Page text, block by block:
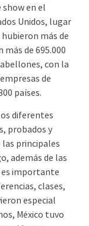
show en el
Unidos, lugar
más de
de 695.000
con la
de
países.
diferentes
probados y
principales
además de las
es importante
clases,
especial
México tuvo